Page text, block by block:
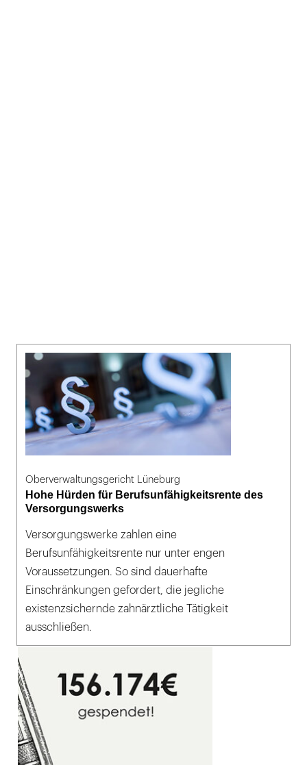
Oberverwaltungsgericht Lüneburg
Hohe Hürden für Berufsunfähigkeitsrente des
Versorgungswerks
Versorgungswerke zahlen eine
Berufsunfähigkeitsrente nur unter engen
Voraussetzungen. So sind dauerhafte
Einschränkungen gefordert, die jegliche
existenzsichernde zahnärztliche Tätigkeit
ausschließen.